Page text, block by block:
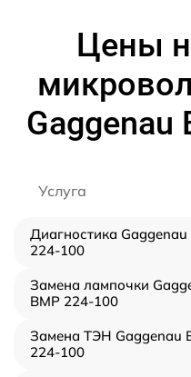
Цены
Gaggenau
Услуга
Диагностика Gaggenau
224-100
Замена лампочки
BMP 224-100
Замена ТЭН Gaggenau
224-100